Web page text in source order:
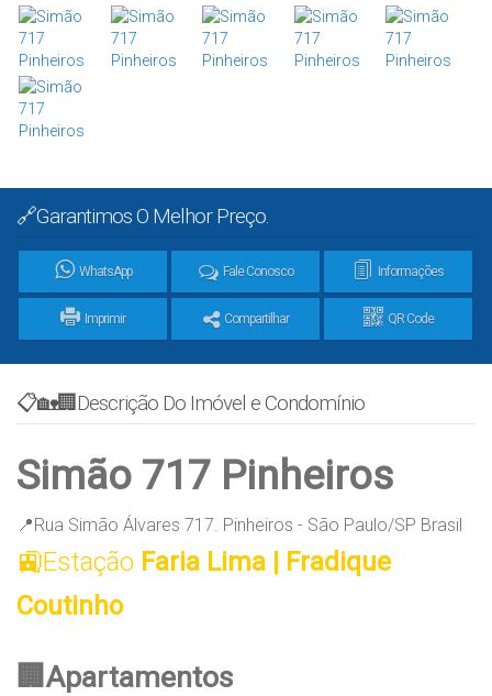
🔗Garantimos O Melhor Preço.
WhatsApp Fale Conosco Informações
Imprimir Compartilhar QR Code
📋🏡🏢Descrição Do Imóvel e Condomínio
Simão 717 Pinheiros
📍Rua Simão Álvares 717. Pinheiros - São Paulo/SP Brasil
🚉Estação Faria Lima | Fradique
Coutinho
🏢Apartamentos